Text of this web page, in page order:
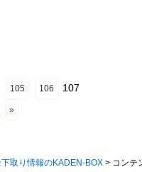
105 106 107
»
取り情報のKADEN-BOX > コンテ